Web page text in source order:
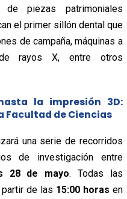
piezas patrimoniales
el primer sillón dental que
de campaña, máquinas a
rayos X, entre otros
la impresión 3D:
de Ciencias
una serie de recorridos
de investigación entre
28 de mayo. Todas las
de las 15:00 horas en